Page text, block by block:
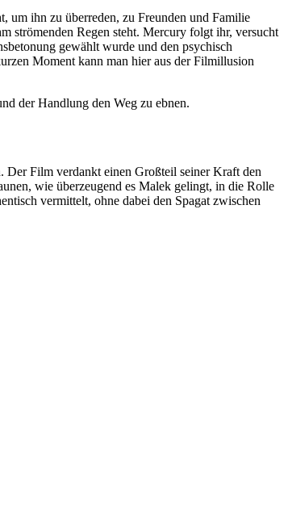
um ihn zu überreden, zu Freunden und Familie
strömenden Regen steht. Mercury folgt ihr, versucht
gewählt wurde und den psychisch
Moment kann man hier aus der Filmillusion
der Handlung den Weg zu ebnen.
Der Film verdankt einen Großteil seiner Kraft den
wie überzeugend es Malek gelingt, in die Rolle
vermittelt, ohne dabei den Spagat zwischen